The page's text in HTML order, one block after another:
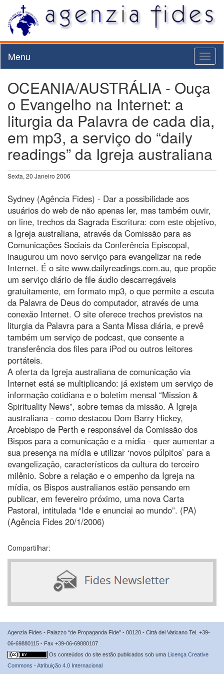
Menu
OCEANIA/AUSTRÁLIA - Ouça
o Evangelho na Internet: a
liturgia da Palavra de cada dia,
em mp3, a serviço do “daily
readings” da Igreja australiana
Sexta, 20 Janeiro 2006
Sydney (Agência Fides) - Dar a possibilidade aos
usuários do web de não apenas ler, mas também ouvir,
on line, trechos da Sagrada Escritura: com este objetivo,
a Igreja australiana, através da Comissão para as
Comunicações Sociais da Conferência Episcopal,
inaugurou um novo serviço para evangelizar na rede
Internet. É o site www.dailyreadings.com.au, que propõe
um serviço diário de file áudio descarregáveis
gratuitamente, em formato mp3, o que permite a escuta
da Palavra de Deus do computador, através de uma
conexão Internet. O site oferece trechos previstos na
liturgia da Palavra para a Santa Missa diária, e prevê
também um serviço de podcast, que consente a
transferência dos files para iPod ou outros leitores
portáteis.
A oferta da Igreja australiana de comunicação via
Internet está se multiplicando: já existem um serviço de
informação cotidiana e o boletim mensal “Mission &
Spirituality News”, sobre temas da missão. A Igreja
australiana - como destacou Dom Barry Hickey,
Arcebispo de Perth e responsável da Comissão dos
Bispos para a comunicação e a mídia - quer aumentar a
sua presença na mídia e utilizar ‘novos púlpitos’ para a
evangelização, característicos da cultura do terceiro
milênio. Sobre a relação e o empenho da Igreja na
mídia, os Bispos australianos estão pensando em
publicar, em fevereiro próximo, uma nova Carta
Pastoral, intitulada “Ide e enunciai ao mundo”. (PA)
(Agência Fides 20/1/2006)
Compartilhar:
Agenzia Fides - Palazzo “de Propaganda Fide” - 00120 - Città del Vaticano Tel. +39-
06-69880115 - Fax +39-06-69880107
Os conteúdos do site estão publicados sob uma Licença Creative
Commons - Atribuição 4.0 Internacional